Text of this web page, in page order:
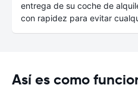
entrega de su coche de
con rapidez para evitar
Así es como